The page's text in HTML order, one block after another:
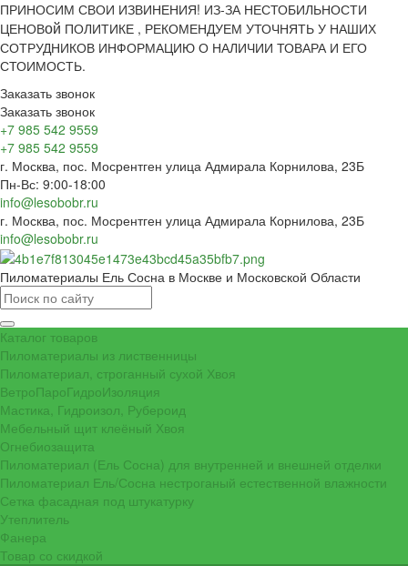
ПРИНОСИМ СВОИ ИЗВИНЕНИЯ! ИЗ-ЗА НЕСТОБИЛЬНОСТИ
ЦЕНОВой ПОЛИТИКЕ , РЕКОМЕНДУЕМ УТОЧНЯТЬ У НАШИХ
СОТРУДНИКОВ ИНФОРМАЦИЮ О НАЛИЧИИ ТОВАРА И ЕГО
СТОИМОСТЬ.
Заказать звонок
Заказать звонок
+7 985 542 9559
+7 985 542 9559
г. Москва, пос. Мосрентген улица Адмирала Корнилова, 23Б
Пн-Вс: 9:00-18:00
info@lesobobr.ru
г. Москва, пос. Мосрентген улица Адмирала Корнилова, 23Б
info@lesobobr.ru
Пиломатериалы Ель Сосна в Москве и Московской Области
Каталог товаров
Пиломатериалы из лиственницы
Пиломатериал, строганный сухой Хвоя
ВетроПароГидроИзоляция
Мастика, Гидроизол, Рубероид
Мебельный щит клеёный Хвоя
Огнебиозащита
Пиломатериал (Ель Сосна) для внутренней и внешней отделки
Пиломатериал Ель/Сосна нестроганый естественной влажности
Сетка фасадная под штукатурку
Утеплитель
Фанера
Товар со скидкой